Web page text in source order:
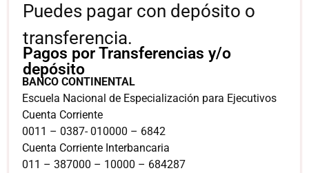
Puedes pagar con depósito o
transferencia.
BANCO CONTINENTAL
Escuela Nacional de Especialización para Ejecutivos
Cuenta Corriente
0011 – 0387- 010000 – 6842
Cuenta Corriente Interbancaria
011 – 387000 – 10000 – 684287
Pagos por Transferencias y/o
depósito